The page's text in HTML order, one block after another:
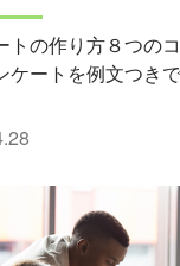
トの作り方８つの
ケートを例文つき